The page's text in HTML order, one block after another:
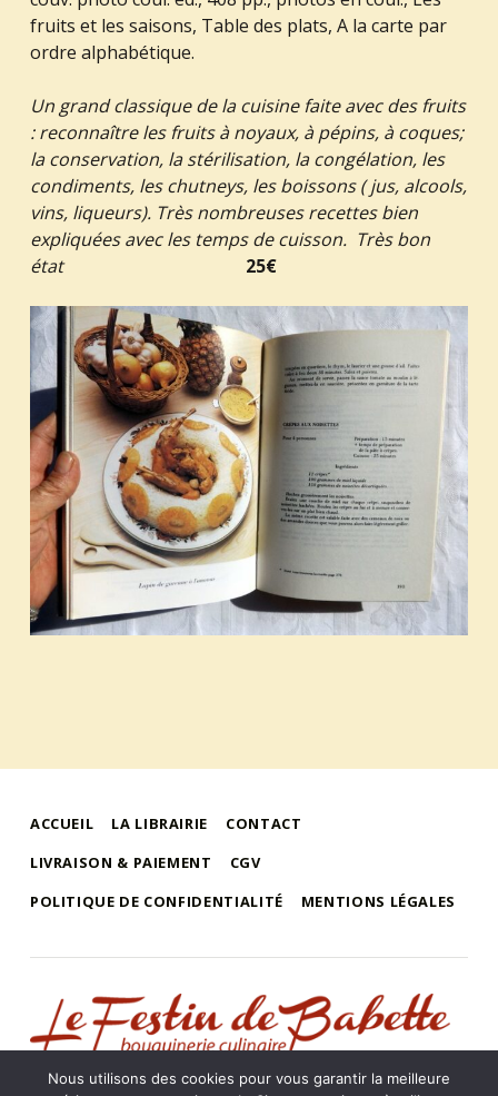
fruits et les saisons, Table des plats, A la carte par
ordre alphabétique.
Un grand classique de la cuisine faite avec des fruits
: reconnaître les fruits à noyaux, à pépins, à coques;
la conservation, la stérilisation, la congélation, les
condiments, les chutneys, les boissons ( jus, alcools,
vins, liqueurs). Très nombreuses recettes bien
expliquées avec les temps de cuisson. Très bon
état
25€
ACCUEIL LA LIBRAIRIE
CONTACT
LIVRAISON & PAIEMENT
CGV
POLITIQUE DE CONFIDENTIALITÉ
MENTIONS LÉGALES
le festin de babette
"LE FESTIN DE BABETTE" – BOUQUINERIE GASTRONOMIQUE
Nous utilisons des cookies pour vous garantir la meilleure